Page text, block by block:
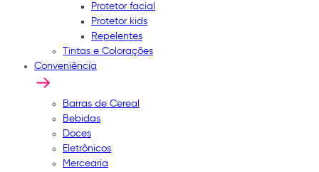
Protetor facial
Protetor kids
Repelentes
Tintas e Colorações
Conveniência
Barras de Cereal
Bebidas
Doces
Eletrônicos
Mercearia